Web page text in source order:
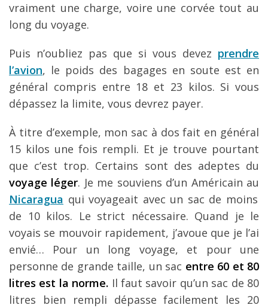
vraiment une charge, voire une corvée tout au
long du voyage.
Puis n’oubliez pas que si vous devez prendre
l’avion, le poids des bagages en soute est en
général compris entre 18 et 23 kilos. Si vous
dépassez la limite, vous devrez payer.
À titre d’exemple, mon sac à dos fait en général
15 kilos une fois rempli. Et je trouve pourtant
que c’est trop. Certains sont des adeptes du
voyage léger. Je me souviens d’un Américain au
Nicaragua qui voyageait avec un sac de moins
de 10 kilos. Le strict nécessaire. Quand je le
voyais se mouvoir rapidement, j’avoue que je l’ai
envié… Pour un long voyage, et pour une
personne de grande taille, un sac entre 60 et 80
litres est la norme. Il faut savoir qu’un sac de 80
litres bien rempli dépasse facilement les 20